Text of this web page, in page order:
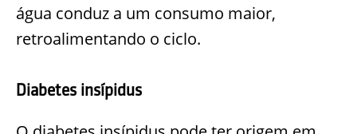
água conduz a um consumo maior,
retroalimentando o ciclo.
Diabetes insípidus